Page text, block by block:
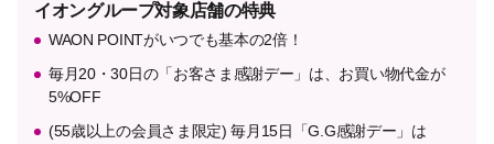
イオングループ対象店舗の特典
WAON POINTがいつでも基本の2倍！
毎月20・30日の「お客さま感謝デー」は、お買い物代金が
5%OFF
(55歳以上の会員さま限定) 毎月15日「G.G感謝デー」は